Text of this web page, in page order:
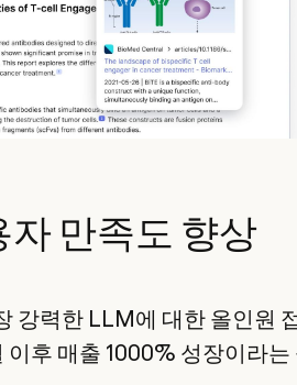
자 만족도 향상
강력한 LLM에 대한 올인원
후 매출 1000% 성장이라는